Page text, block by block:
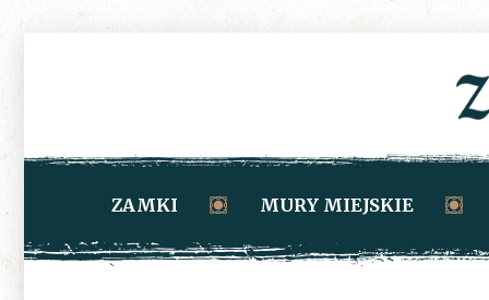
ZAMKI MURY MIEJSKIE